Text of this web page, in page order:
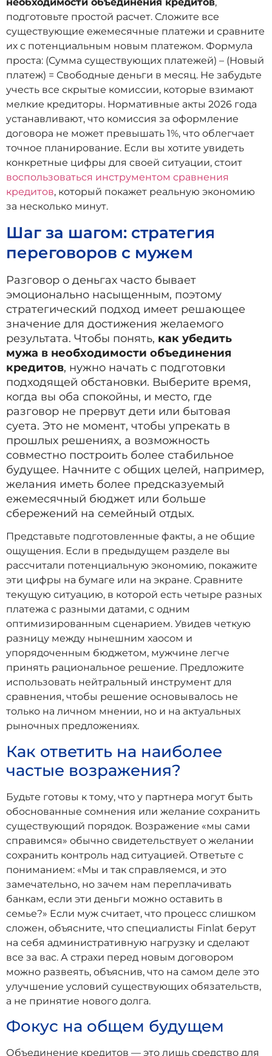
необходимости объединения кредитов,
подготовьте простой расчет. Сложите все
существующие ежемесячные платежи и сравните
их с потенциальным новым платежом. Формула
проста: (Сумма существующих платежей) – (Новый
платеж) = Свободные деньги в месяц. Не забудьте
учесть все скрытые комиссии, которые взимают
мелкие кредиторы. Нормативные акты 2026 года
устанавливают, что комиссия за оформление
договора не может превышать 1%, что облегчает
точное планирование. Если вы хотите увидеть
конкретные цифры для своей ситуации, стоит
воспользоваться инструментом сравнения
кредитов, который покажет реальную экономию
за несколько минут.
Шаг за шагом: стратегия
переговоров с мужем
Разговор о деньгах часто бывает
эмоционально насыщенным, поэтому
стратегический подход имеет решающее
значение для достижения желаемого
результата. Чтобы понять, как убедить
мужа в необходимости объединения
кредитов, нужно начать с подготовки
подходящей обстановки. Выберите время,
когда вы оба спокойны, и место, где
разговор не прервут дети или бытовая
суета. Это не момент, чтобы упрекать в
прошлых решениях, а возможность
совместно построить более стабильное
будущее. Начните с общих целей, например,
желания иметь более предсказуемый
ежемесячный бюджет или больше
сбережений на семейный отдых.
Представьте подготовленные факты, а не общие
ощущения. Если в предыдущем разделе вы
рассчитали потенциальную экономию, покажите
эти цифры на бумаге или на экране. Сравните
текущую ситуацию, в которой есть четыре разных
платежа с разными датами, с одним
оптимизированным сценарием. Увидев четкую
разницу между нынешним хаосом и
упорядоченным бюджетом, мужчине легче
принять рациональное решение. Предложите
использовать нейтральный инструмент для
сравнения, чтобы решение основывалось не
только на личном мнении, но и на актуальных
рыночных предложениях.
Как ответить на наиболее
частые возражения?
Будьте готовы к тому, что у партнера могут быть
обоснованные сомнения или желание сохранить
существующий порядок. Возражение «мы сами
справимся» обычно свидетельствует о желании
сохранить контроль над ситуацией. Ответьте с
пониманием: «Мы и так справляемся, и это
замечательно, но зачем нам переплачивать
банкам, если эти деньги можно оставить в
семье?» Если муж считает, что процесс слишком
сложен, объясните, что специалисты Finlat берут
на себя административную нагрузку и сделают
все за вас. А страхи перед новым договором
можно развеять, объяснив, что на самом деле это
улучшение условий существующих обязательств,
а не принятие нового долга.
Фокус на общем будущем
Объединение кредитов — это лишь средство для